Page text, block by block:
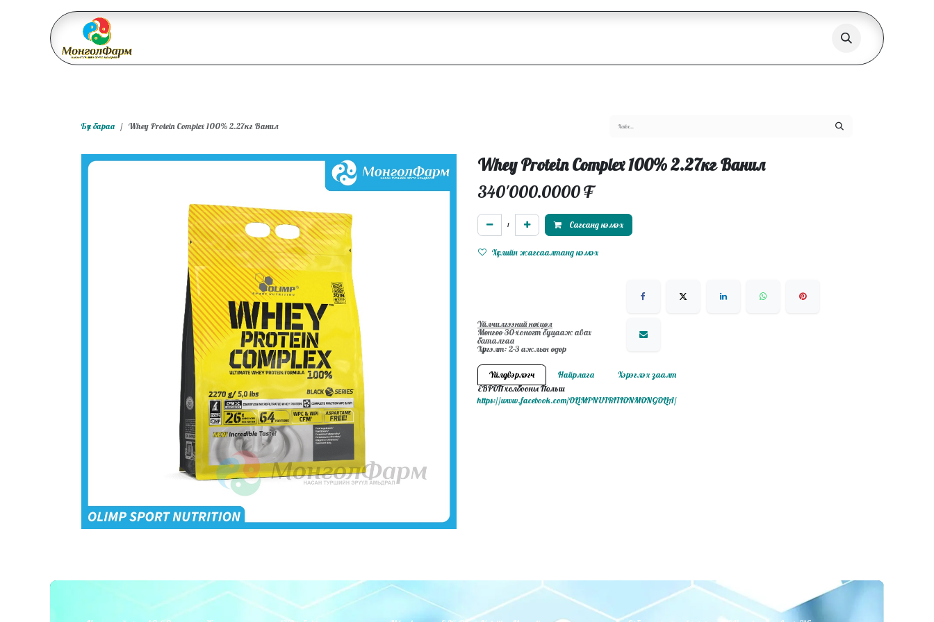
Бүх бараа Whey Protein Complex 100% 2.27кг Ванил
Whey Protein Complex 100% 2.27кг Ванил
340'000.0000₮
Сагсанд нэмэх
Хүслийн жагсаалтанд нэмэх
Үйлчилгээний нөхцөл
Мөнгөө 30-хоногт буцааж авах
баталгаа
Хүргэлт: 2-3 ажлын өдөр
Үйлдвэрлэгч Найрлага
Хэрэглэх заалт
ЕВРОП холбооны Польш
https://www.facebook.com/OLIMPNUTRITIONMONGOLIA/